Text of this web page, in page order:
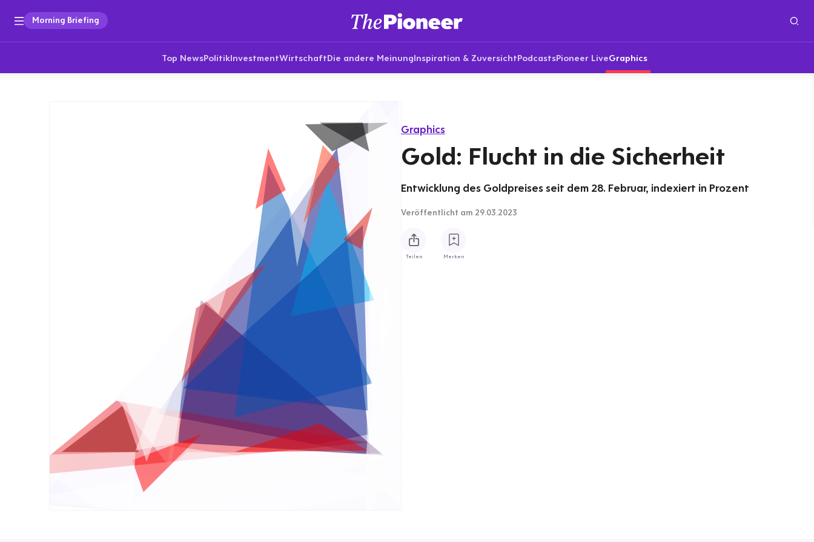
Morning Briefing
Top NewsPolitikInvestmentWirtschaftDie andere MeinungInspiration & ZuversichtPodcastsPioneer LiveGraphics
Graphics
Gold: Flucht in die Sicherheit
Entwicklung des Goldpreises seit dem 28. Februar, indexiert in Prozent
Veröffentlicht am 29.03.2023
Teilen Merken